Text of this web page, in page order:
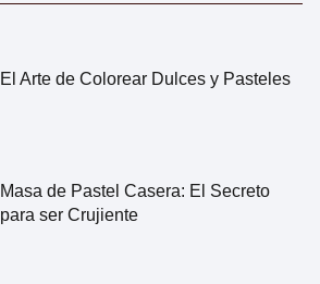
El Arte de Colorear Dulces y Pasteles
Masa de Pastel Casera: El Secreto
para ser Crujiente